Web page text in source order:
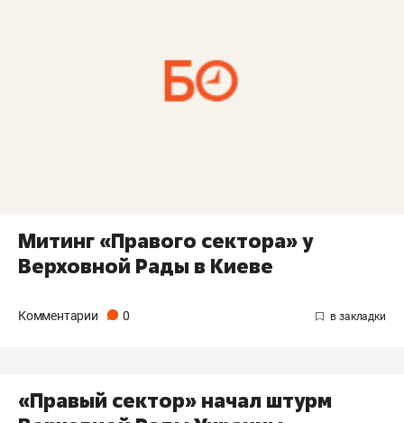
Митинг «Правого сектора» у
Верховной Рады в Киеве
Комментарии 0
«Правый сектор» начал штурм